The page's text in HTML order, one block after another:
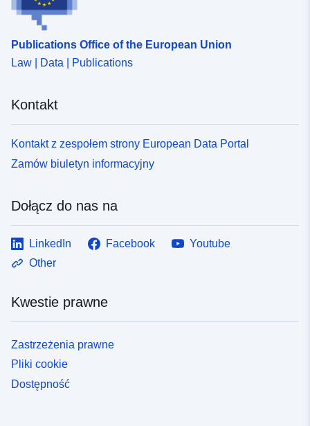
Publications Office of the European Union
Law | Data | Publications
Kontakt
Kontakt z zespołem strony European Data Portal
Zamów biuletyn informacyjny
Dołącz do nas na
LinkedIn Facebook
Youtube
Other
Kwestie prawne
Zastrzeżenia prawne
Pliki cookie
Dostępność